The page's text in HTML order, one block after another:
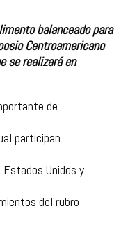
balanceado para
Centroamericano
se realizará en
de
participan
Unidos y
del rubro